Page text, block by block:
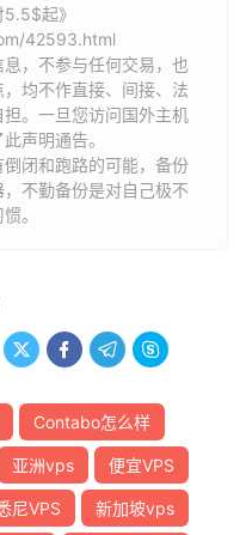
起》
42593.html
息，不参与任何交易，也
均不作直接、间接、法
。一旦您访问国外主机
声明通告。
倒闭和跑路的可能，备份
不勤备份是对自己极不
。
   
Contabo怎么样
亚洲vps 便宜VPS
尼VPS 新加坡vps